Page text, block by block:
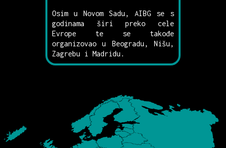
Osim u Novom Sadu, AIBG se s
godinama širi preko cele
Evrope te se takođe
organizovao u Beogradu, Nišu,
Zagrebu i Madridu.